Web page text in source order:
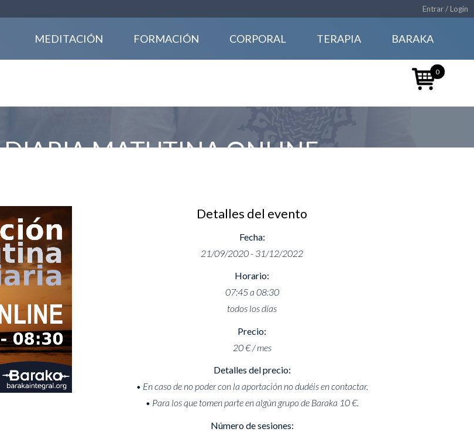
Entrar / Login
MEDITACIÓN FORMACIÓN CORPORAL TERAPIA BARAKA
MATUTINA ONLINE
Detalles del evento
Fecha:
21/09/2020 - 31/12/2022
Horario:
07:45 a 08:30
todos los días
Precio:
20 € / mes
Detalles del precio:
• En caso de no poder con la aportación no dudéis en contactar.
• Para los que tomen parte en algún grupo de Baraka 10 €.
Número de sesiones:
0